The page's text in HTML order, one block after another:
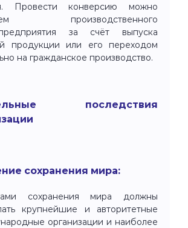
Провести конверсию можно
производственного
за счёт выпуска
продукции или его переходом
на гражданское производство.
последствия
сохранения мира:
сохранения мира должны
крупнейшие и авторитетные
организации и наиболее